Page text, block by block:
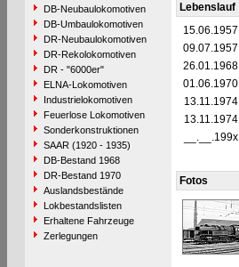
DB-Neubaulokomotiven
DB-Umbaulokomotiven
DR-Neubaulokomotiven
DR-Rekolokomotiven
DR - "6000er"
ELNA-Lokomotiven
Industrielokomotiven
Feuerlose Lokomotiven
Sonderkonstruktionen
SAAR (1920 - 1935)
DB-Bestand 1968
DR-Bestand 1970
Auslandsbestände
Lokbestandslisten
Erhaltene Fahrzeuge
Zerlegungen
Lebenslauf
15.06.1957
09.07.1957
26.01.1968
01.06.1970
13.11.1974
13.11.1974
__.__.199x
Fotos